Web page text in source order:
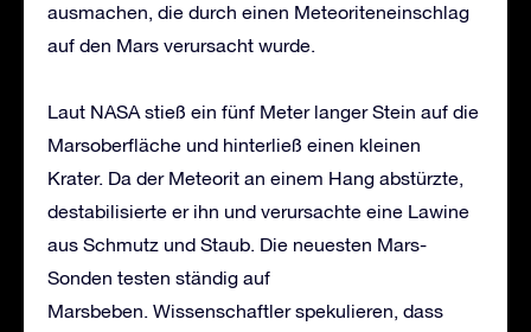
ausmachen, die durch einen Meteoriteneinschlag
auf den Mars verursacht wurde.
Laut NASA stieß ein fünf Meter langer Stein auf die
Marsoberfläche und hinterließ einen kleinen
Krater. Da der Meteorit an einem Hang abstürzte,
destabilisierte er ihn und verursachte eine Lawine
aus Schmutz und Staub. Die neuesten Mars-
Sonden testen ständig auf
Marsbeben. Wissenschaftler spekulieren, dass